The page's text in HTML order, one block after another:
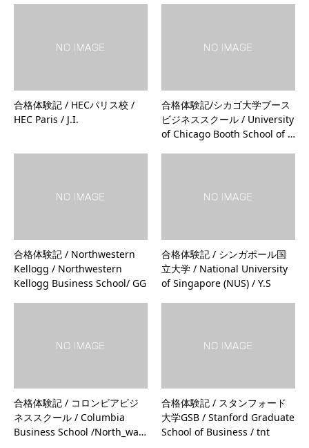
合格体験記 / HECパリス校 /
HEC Paris / J.I.
合格体験記/シカゴ大学ブース
ビジネススクール / University
of Chicago Booth School of …
合格体験記 / Northwestern
Kellogg / Northwestern
Kellogg Business School/ GG
合格体験記 / シンガポール国
立大学 / National University
of Singapore (NUS) / Y.S
合格体験記 / コロンビアビジ
ネススクール / Columbia
Business School /North_wa…
合格体験記 / スタンフォード
大学GSB / Stanford Graduate
School of Business / tnt